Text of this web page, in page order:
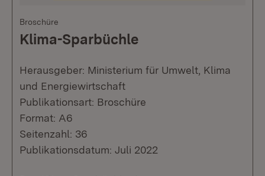
Broschüre
Klima-Sparbüchle
Herausgeber: Ministerium für Umwelt, Klima
und Energiewirtschaft
Publikationsart: Broschüre
Format: A6
Seitenzahl: 36
Publikationsdatum: Juli 2022